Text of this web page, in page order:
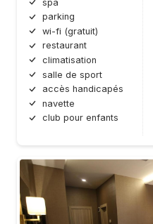
spa
parking
wi-fi (gratuit)
restaurant
climatisation
salle de sport
accès handicapés
navette
club pour enfants